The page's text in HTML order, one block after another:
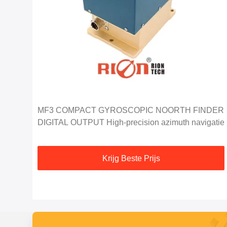
MF3 COMPACT GYROSCOPIC NOORTH FINDER
DIGITAL OUTPUT High-precision azimuth navigatie
Krijg Beste Prijs